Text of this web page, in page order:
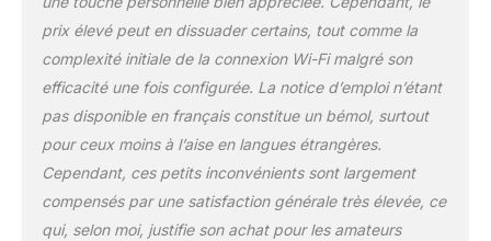
assemblage facile et des
prévisions
météorologiques
précises à tout moment
prix élevé peut en dissuader certains, tout comme la
complexité initiale de la connexion Wi-Fi malgré son
efficacité une fois configurée. La notice d’emploi n’étant
pas disponible en français constitue un bémol, surtout
pour ceux moins à l’aise en langues étrangères.
Cependant, ces petits inconvénients sont largement
compensés par une satisfaction générale très élevée, ce
qui, selon moi, justifie son achat pour les amateurs